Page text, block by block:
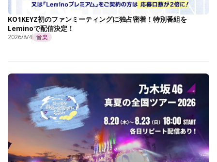
KO1KEYZ初のファンミーティングに独占密着！特別番組を
Leminoで配信決定！
2026/8/4 音楽